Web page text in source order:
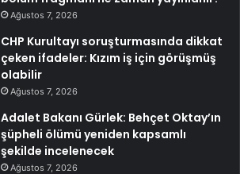
Ağustos 7, 2026
CHP Kurultayı soruşturmasında dikkat
çeken ifadeler: Kızım iş için görüşmüş
olabilir
Ağustos 7, 2026
Adalet Bakanı Gürlek: Behçet Oktay’ın
şüpheli ölümü yeniden kapsamlı
şekilde incelenecek
Ağustos 7, 2026